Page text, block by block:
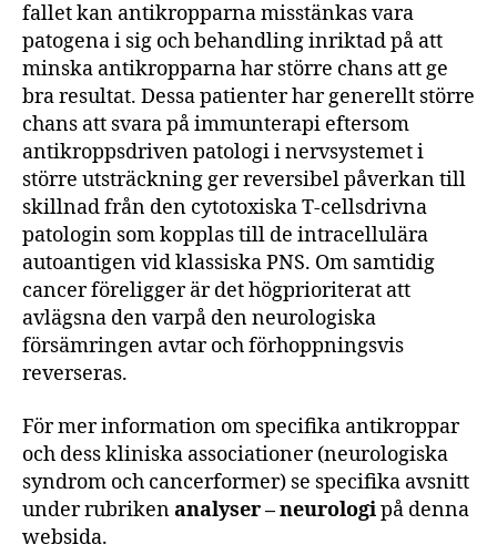
fallet kan antikropparna misstänkas vara
patogena i sig och behandling inriktad på att
minska antikropparna har större chans att ge
bra resultat. Dessa patienter har generellt större
chans att svara på immunterapi eftersom
antikroppsdriven patologi i nervsystemet i
större utsträckning ger reversibel påverkan till
skillnad från den cytotoxiska T-cellsdrivna
patologin som kopplas till de intracellulära
autoantigen vid klassiska PNS. Om samtidig
cancer föreligger är det högprioriterat att
avlägsna den varpå den neurologiska
försämringen avtar och förhoppningsvis
reverseras.
För mer information om specifika antikroppar
och dess kliniska associationer (neurologiska
syndrom och cancerformer) se specifika avsnitt
under rubrikenanalyser – neurologipå denna
websida.